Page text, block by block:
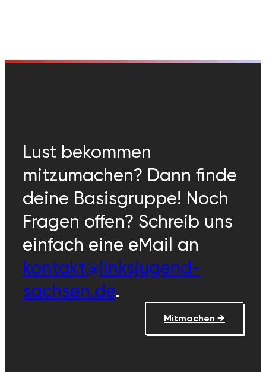
Lust bekommen
mitzumachen? Dann finde
deine Basisgruppe! Noch
Fragen offen? Schreib uns
einfach eine eMail an
kontakt@linksjugend-
sachsen.de.
Mitmachen →